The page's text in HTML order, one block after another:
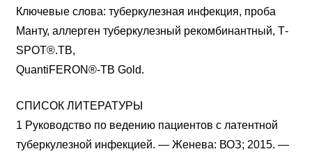
Ключевые слова: туберкулезная инфекция, проба
Манту, аллерген туберкулезный рекомбинантный, Т-
SPOT®.ТВ,
QuantiFERON®-TB Gold.
СПИСОК ЛИТЕРАТУРЫ
1 Руководство по ведению пациентов с латентной
туберкулезной инфекцией. — Женева: ВОЗ; 2015. —